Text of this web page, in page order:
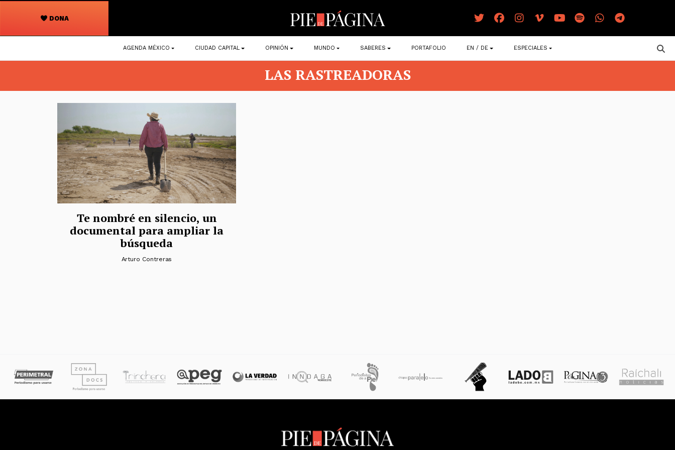
DONA
Navegación
principal
AGENDA MÉXICO CIUDAD CAPITAL OPINIÓN MUNDO SABERES PORTAFOLIO EN / DE ESPECIALES
LAS RASTREADORAS
Te nombré en silencio, un
documental para ampliar la
búsqueda
Arturo Contreras